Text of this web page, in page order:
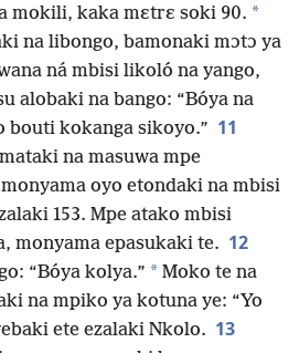
mokili, kaka mɛtrɛ soki 90. *
na libongo, bamonaki mɔtɔ ya
ná mbisi likoló na yango,
alobaki na bango: “Bóya na
bouti kokanga sikoyo.” 11
na masuwa mpe
oyo etondaki na mbisi
153. Mpe atako mbisi
monyama epasukaki te. 12
“Bóya kolya.” * Moko te na
na mpiko ya kotuna ye: “Yo
ete ezalaki Nkolo. 13